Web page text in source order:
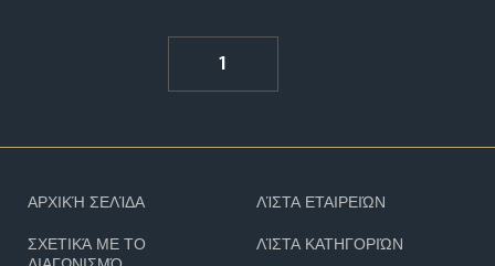
1
ΑΡΧΙΚΉ ΣΕΛΊΔΑ
ΣΧΕΤΙΚΆ ΜΕ ΤΟ
ΛΊΣΤΑ ΕΤΑΙΡΕΙΏΝ
ΛΊΣΤΑ ΚΑΤΗΓΟΡΙΏΝ